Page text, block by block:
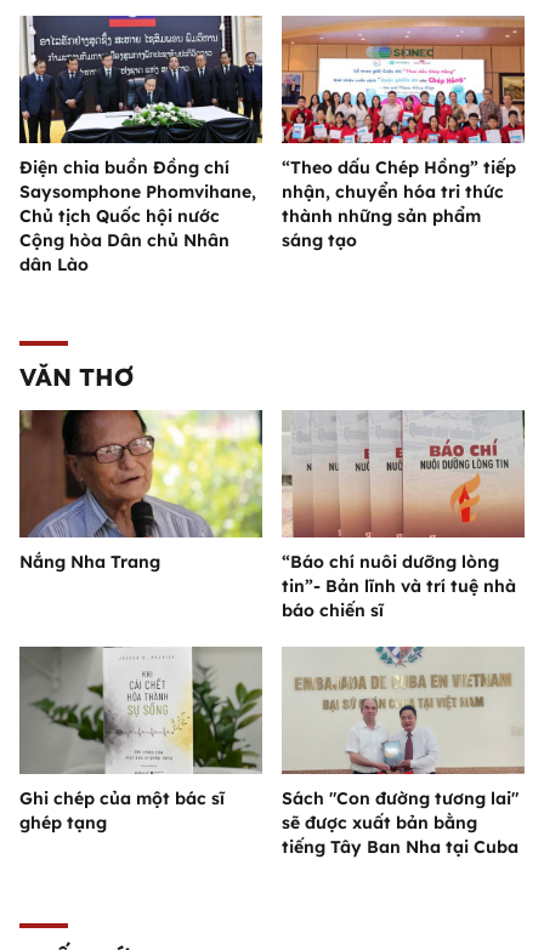
Điện chia buồn Đồng chí
Saysomphone Phomvihane,
Chủ tịch Quốc hội nước
Cộng hòa Dân chủ Nhân
dân Lào
“Theo dấu Chép Hồng” tiếp
nhận, chuyển hóa tri thức
thành những sản phẩm
sáng tạo
VĂN THƠ
Nắng Nha Trang
“Báo chí nuôi dưỡng lòng
tin”- Bản lĩnh và trí tuệ nhà
báo chiến sĩ
Ghi chép của một bác sĩ
ghép tạng
Sách "Con đường tương lai"
sẽ được xuất bản bằng
tiếng Tây Ban Nha tại Cuba